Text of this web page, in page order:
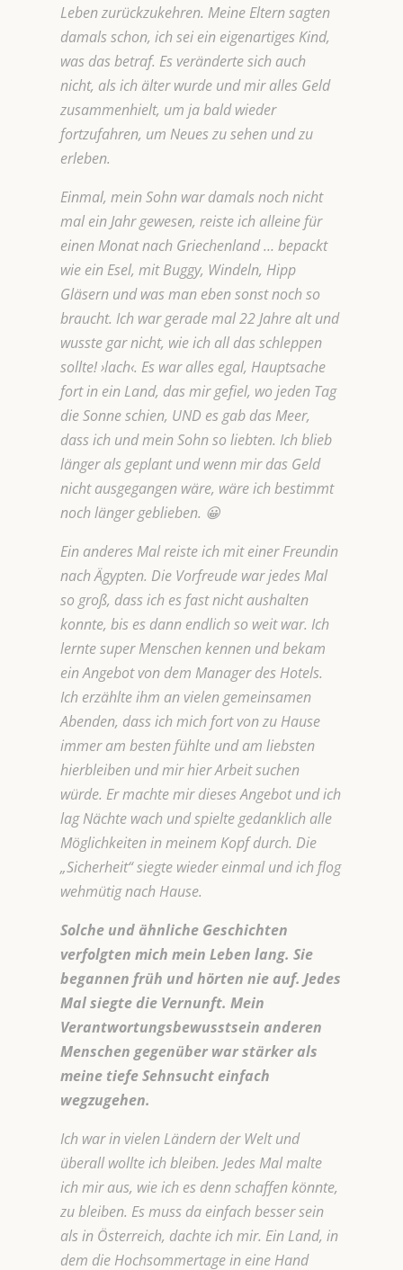
Leben zurückzukehren. Meine Eltern sagten
damals schon, ich sei ein eigenartiges Kind,
was das betraf. Es veränderte sich auch
nicht, als ich älter wurde und mir alles Geld
zusammenhielt, um ja bald wieder
fortzufahren, um Neues zu sehen und zu
erleben.
Einmal, mein Sohn war damals noch nicht
mal ein Jahr gewesen, reiste ich alleine für
einen Monat nach Griechenland … bepackt
wie ein Esel, mit Buggy, Windeln, Hipp
Gläsern und was man eben sonst noch so
braucht. Ich war gerade mal 22 Jahre alt und
wusste gar nicht, wie ich all das schleppen
sollte! ›lach‹. Es war alles egal, Hauptsache
fort in ein Land, das mir gefiel, wo jeden Tag
die Sonne schien, UND es gab das Meer,
dass ich und mein Sohn so liebten. Ich blieb
länger als geplant und wenn mir das Geld
nicht ausgegangen wäre, wäre ich bestimmt
noch länger geblieben. 😀
Ein anderes Mal reiste ich mit einer Freundin
nach Ägypten. Die Vorfreude war jedes Mal
so groß, dass ich es fast nicht aushalten
konnte, bis es dann endlich so weit war. Ich
lernte super Menschen kennen und bekam
ein Angebot von dem Manager des Hotels.
Ich erzählte ihm an vielen gemeinsamen
Abenden, dass ich mich fort von zu Hause
immer am besten fühlte und am liebsten
hierbleiben und mir hier Arbeit suchen
würde. Er machte mir dieses Angebot und ich
lag Nächte wach und spielte gedanklich alle
Möglichkeiten in meinem Kopf durch. Die
„Sicherheit“ siegte wieder einmal und ich flog
wehmütig nach Hause.
Solche und ähnliche Geschichten
verfolgten mich mein Leben lang. Sie
begannen früh und hörten nie auf. Jedes
Mal siegte die Vernunft. Mein
Verantwortungsbewusstsein anderen
Menschen gegenüber war stärker als
meine tiefe Sehnsucht einfach
wegzugehen.
Ich war in vielen Ländern der Welt und
überall wollte ich bleiben. Jedes Mal malte
ich mir aus, wie ich es denn schaffen könnte,
zu bleiben. Es muss da einfach besser sein
als in Österreich, dachte ich mir. Ein Land, in
dem die Hochsommertage in eine Hand